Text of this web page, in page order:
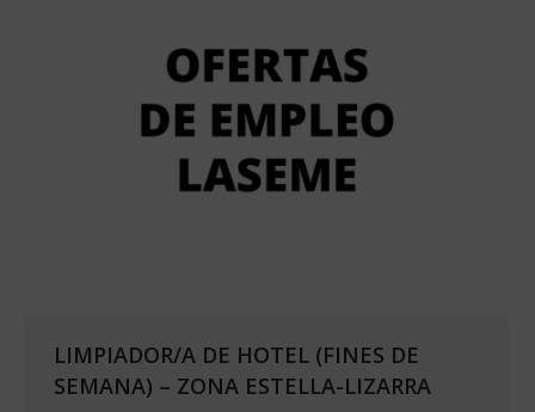
LIMPIADOR/A DE HOTEL (FINES DE
SEMANA) – ZONA ESTELLA-LIZARRA